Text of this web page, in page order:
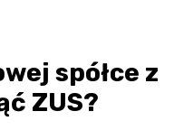
spółce z
ZUS?